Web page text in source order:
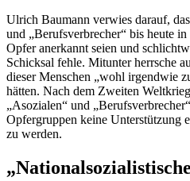
Ulrich Baumann verwies darauf,
und „Berufsverbrecher“ bis heute
Opfer anerkannt seien und
Schicksal fehle. Mitunter herrsche
dieser Menschen „wohl irgendwie
hätten. Nach dem Zweiten
„Asozialen“ und
Opfergruppen keine Unterstützung
zu werden.